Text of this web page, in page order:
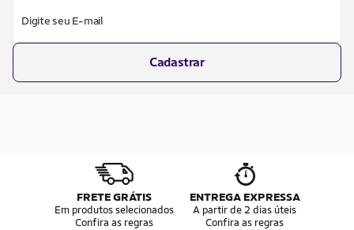
Digite seu E-mail
Cadastrar
FRETE GRÁTIS
Em produtos selecionados
Confira as regras
ENTREGA EXPRESSA
A partir de 2 dias úteis
Confira as regras